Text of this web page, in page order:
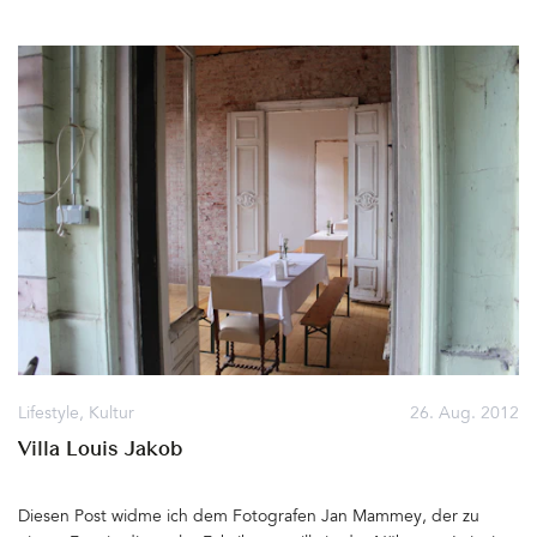
BARN Coffee Roasters, Schönhauser Allee 8, 10119 Berlin&hellip
26. Aug. 2012
Lifestyle, Kultur
Villa Louis Jakob
Diesen Post widme ich dem Fotografen Jan Mammey, der zu